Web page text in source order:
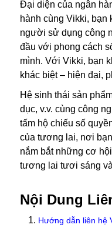
Đại diện của ngân
hành cùng Vikki, bạn
người sử dụng công
đầu với phong cách
mình. Với Vikki, bạn
khác biệt – hiện đại,
Hệ sinh thái sản
dục, v.v. cùng công
tấm hộ chiếu số
của tương lai, nơi
nắm bắt những cơ
tương lai tươi sáng
Nội Dung
Hướng dẫn liên hệ